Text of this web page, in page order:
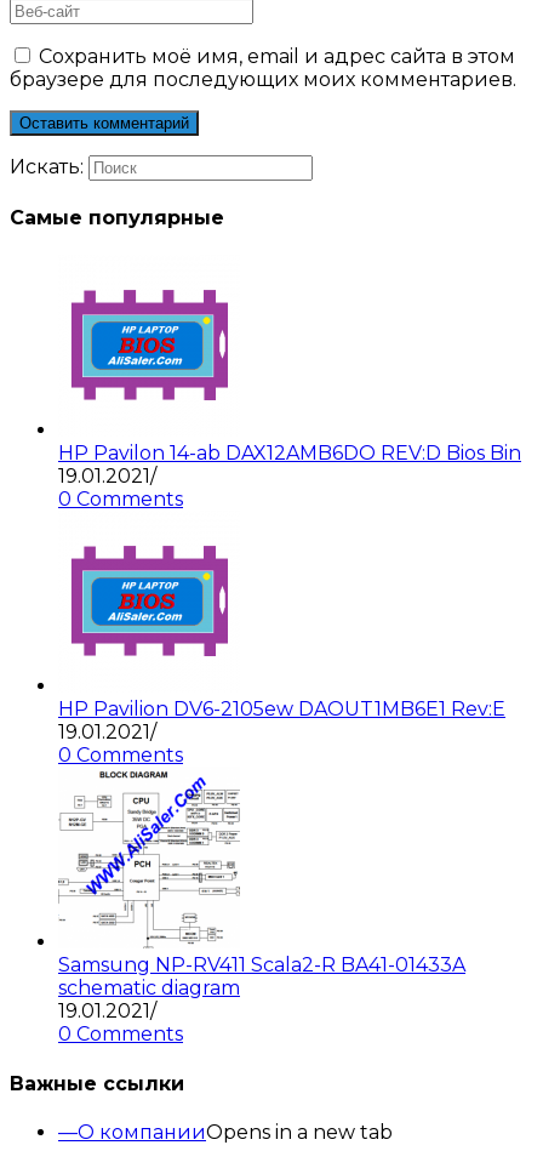
Сохранить моё имя, email и адрес сайта в этом
браузере для последующих моих комментариев.
Искать:
Самые популярные
HP Pavilon 14-ab DAX12AMB6DO REV:D Bios Bin
19.01.2021/
0 Comments
HP Pavilion DV6-2105ew DAOUT1MB6E1 Rev:E
19.01.2021/
0 Comments
Samsung NP-RV411 Scala2-R BA41-01433A
schematic diagram
19.01.2021/
0 Comments
Важные ссылки
О компанииOpens in a new tab